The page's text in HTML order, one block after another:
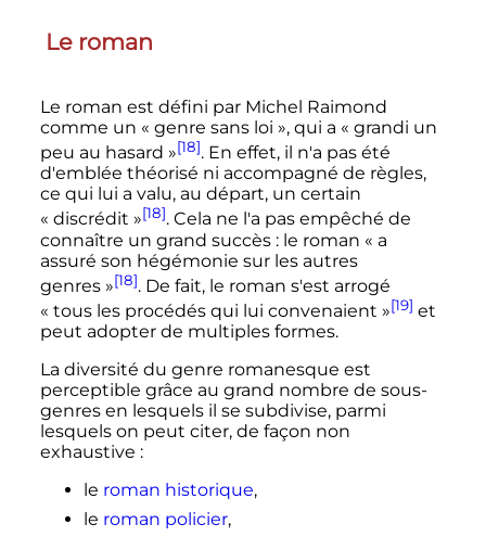
Le roman
Le roman est défini par Michel Raimond
comme un « genre sans loi », qui a « grandi un
peu au hasard »[18]. En effet, il n'a pas été
d'emblée théorisé ni accompagné de règles,
ce qui lui a valu, au départ, un certain
« discrédit »[18]. Cela ne l'a pas empêché de
connaître un grand succès : le roman « a
assuré son hégémonie sur les autres
genres »[18]. De fait, le roman s'est arrogé
« tous les procédés qui lui convenaient »[19] et
peut adopter de multiples formes.
La diversité du genre romanesque est
perceptible grâce au grand nombre de sous-
genres en lesquels il se subdivise, parmi
lesquels on peut citer, de façon non
exhaustive :
le roman historique,
le roman policier,